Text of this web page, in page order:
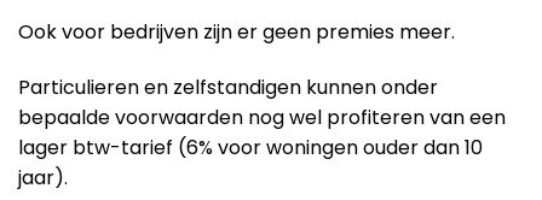
Ook voor bedrijven zijn er geen premies meer.
Particulieren en zelfstandigen kunnen onder
bepaalde voorwaarden nog wel profiteren van een
lager btw-tarief (6% voor woningen ouder dan 10
jaar).